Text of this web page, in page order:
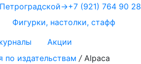
+7 (921) 764 90 28
→
Фигурки, настолки, стафф
Акции
по издательствам / Alpaca